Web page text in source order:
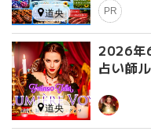
PR
道央
2026年
占い師
道央